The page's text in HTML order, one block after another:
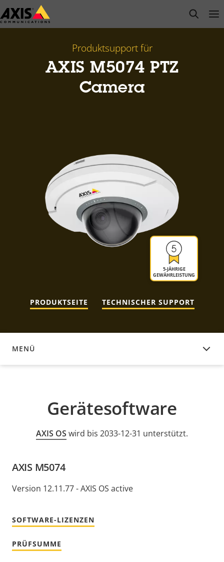
Zum
Hauptinhalt
open
Produktsupport für
AXIS M5074 PTZ
Camera
5-JÄHRIGE
GEWÄHRLEISTUNG
PRODUKTSEITE TECHNISCHER SUPPORT
MENÜ
GERÄTESOFTWARE
Gerätesoftware
AXIS OS wird bis 2033-12-31 unterstützt.
AXIS M5074
Version 12.11.77 - AXIS OS active
SOFTWARE-LIZENZEN
PRÜFSUMME